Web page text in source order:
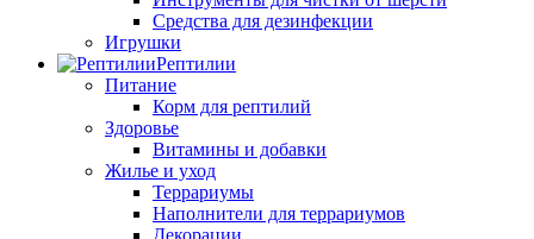
Средства для дезинфекции
Игрушки
Рептилии
Питание
Корм для рептилий
Здоровье
Витамины и добавки
Жилье и уход
Террариумы
Наполнители для террариумов